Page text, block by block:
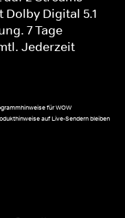
Digital 5.1
7 Tage
Jederzeit
für WOW
auf Live-Sendern bleiben